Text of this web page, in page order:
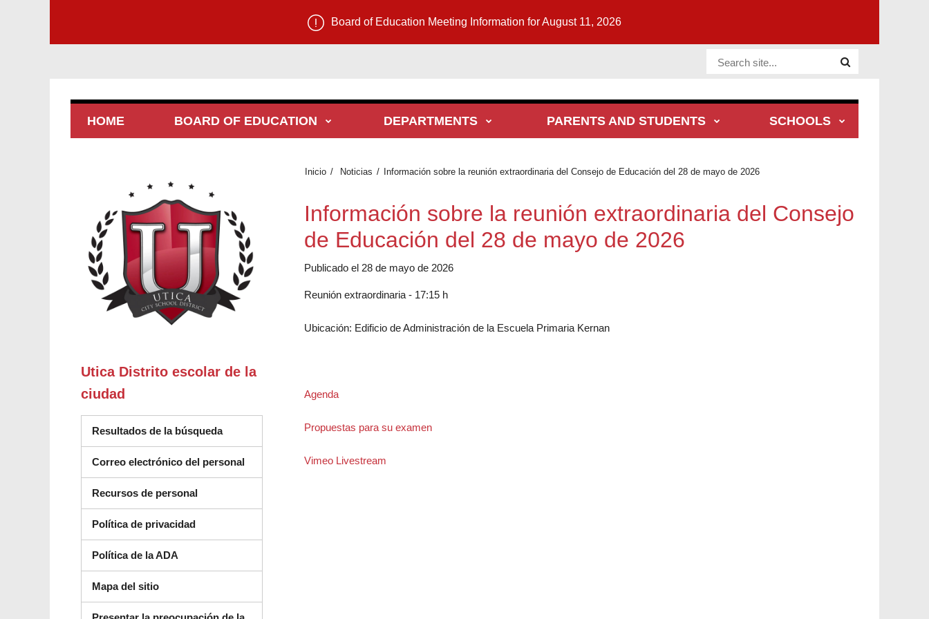
Board of Education Meeting Information for August 11, 2026
Website Site
HOME BOARD OF EDUCATION DEPARTMENTS PARENTS AND STUDENTS SCHOOLS
Inicio Noticias Información sobre la reunión extraordinaria del Consejo de Educación del 28 de mayo de 2026
Información sobre la reunión extraordinaria del Consejo
de Educación del 28 de mayo de 2026
Publicado el 28 de mayo de 2026
Reunión extraordinaria - 17:15 h
Ubicación: Edificio de Administración de la Escuela Primaria Kernan
Agenda
Propuestas para su examen
Vimeo Livestream
Utica Distrito escolar de la
ciudad
Resultados de la búsqueda
Correo electrónico del personal
Recursos de personal
Política de privacidad
Política de la ADA
Mapa del sitio